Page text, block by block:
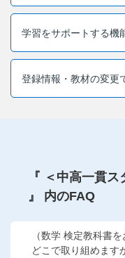
学習をサポートする機
登録情報・教材の変更
『 ＜中高一貫
』 内のFAQ
（数学 検定教科書
どこで取り組めます